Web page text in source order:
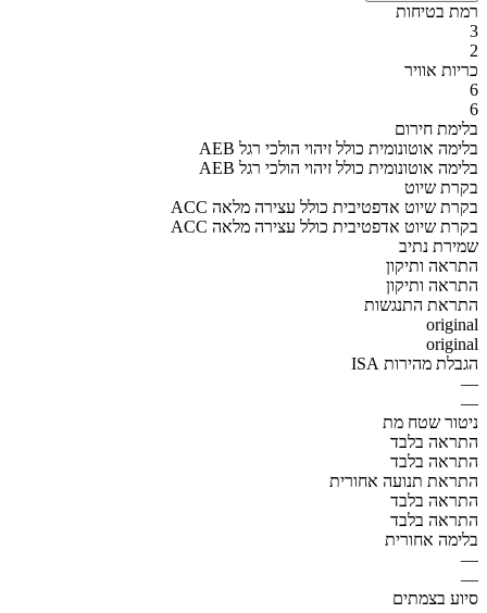
רמת בטיחות
3
2
כריות אוויר
6
6
בלימת חירום
AEB בלימה אוטונומית כולל זיהוי הולכי רגל
AEB בלימה אוטונומית כולל זיהוי הולכי רגל
בקרת שיוט
ACC בקרת שיוט אדפטיבית כולל עצירה מלאה
ACC בקרת שיוט אדפטיבית כולל עצירה מלאה
שמירת נתיב
התראה ותיקון
התראה ותיקון
התראת התנגשות
original
original
הגבלת מהירות ISA
—
—
ניטור שטח מת
התראה בלבד
התראה בלבד
התראת תנועה אחורית
התראה בלבד
התראה בלבד
בלימה אחורית
—
—
סיוע בצמתים